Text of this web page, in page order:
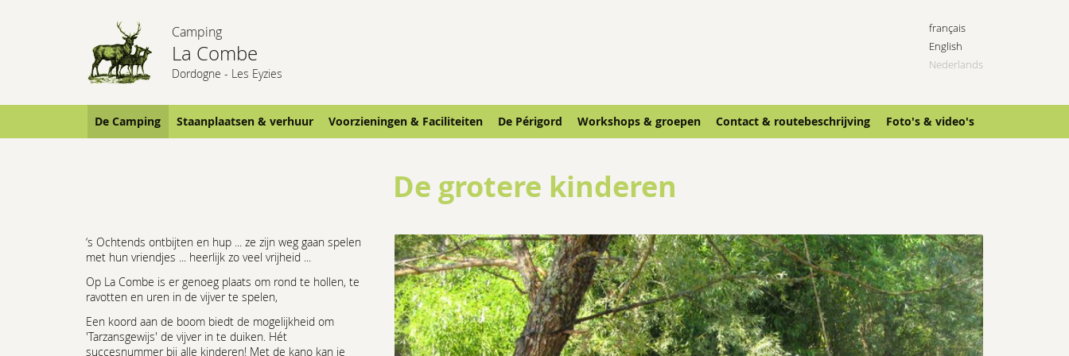
Camping
La Combe
Dordogne - Les Eyzies
français
English
Nederlands
De Camping Staanplaatsen & verhuur Voorzieningen & Faciliteiten De Périgord Workshops & groepen Contact & routebeschrijving Foto's & video's
De grotere kinderen
‘s Ochtends ontbijten en hup ... ze zijn weg gaan spelen
met hun vriendjes ... heerlijk zo veel vrijheid ...
Op La Combe is er genoeg plaats om rond te hollen, te
ravotten en uren in de vijver te spelen,
Een koord aan de boom biedt de mogelijkheid om
'Tarzansgewijs' de vijver in te duiken. Hét
succesnummer bij alle kinderen! Met de kano kan je